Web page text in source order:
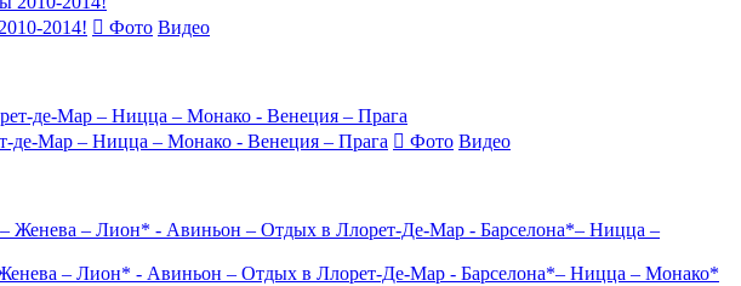
2014! Фото Видео
де-Мар – Ницца – Монако - Венеция – Прага Фото Видео
– Лион* - Авиньон – Отдых в Ллорет-Де-Мар - Барселона*– Ницца – Монако*